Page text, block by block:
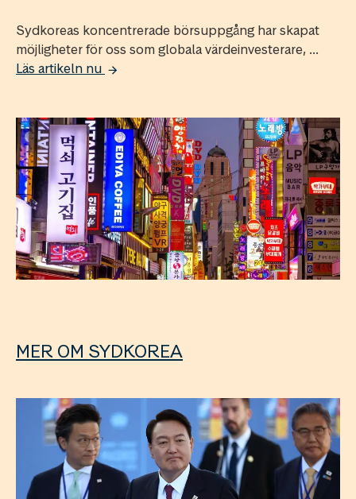
Sydkoreas koncentrerade börsuppgång har skapat
möjligheter för oss som globala värdeinvesterare, ...
Läs artikeln nu
MER OM SYDKOREA